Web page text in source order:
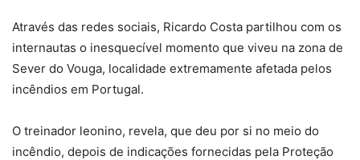
Através das redes sociais, Ricardo Costa partilhou com os
internautas o inesquecível momento que viveu na zona de
Sever do Vouga, localidade extremamente afetada pelos
incêndios em Portugal.
O treinador leonino, revela, que deu por si no meio do
incêndio, depois de indicações fornecidas pela Proteção